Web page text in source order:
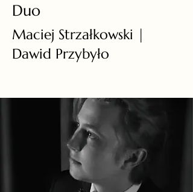
Duo
Maciej Strzałkowski |
Dawid Przybyło